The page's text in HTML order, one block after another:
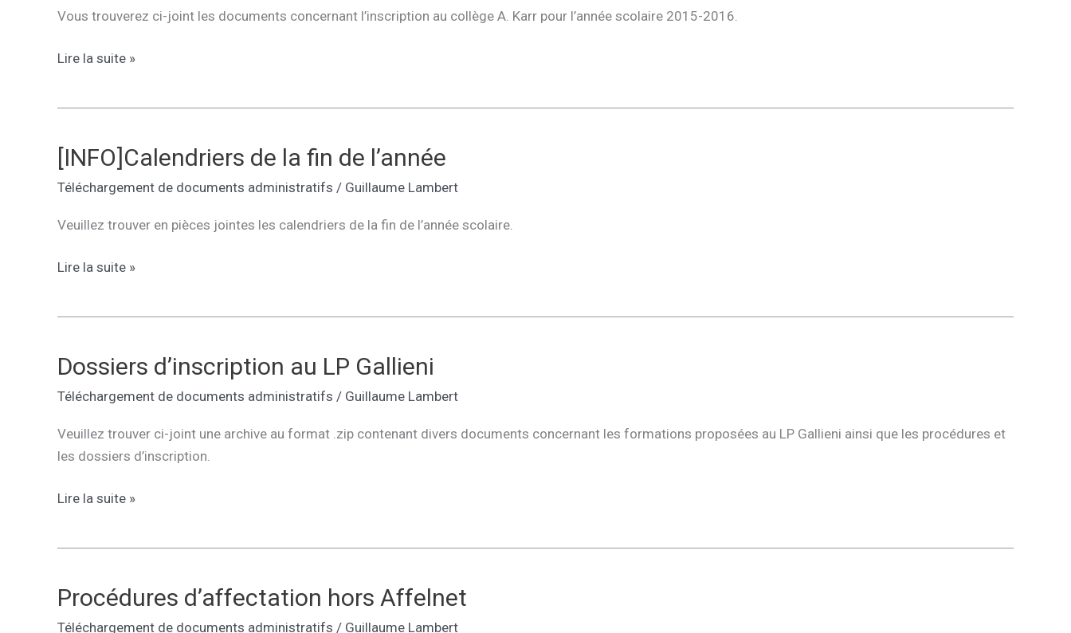
Vous trouverez ci-joint les documents concernant l’inscription au collège A. Karr pour l’année scolaire 2015-2016.
Dossier
Lire la suite »
[INFO]Calendriers de la fin de l’année
Téléchargement de documents administratifs / Guillaume Lambert
Veuillez trouver en pièces jointes les calendriers de la fin de l’année scolaire.
[INFO]Calendriers
de
l’année
Lire la suite »
Dossiers d’inscription au LP Gallieni
Téléchargement de documents administratifs / Guillaume Lambert
Veuillez trouver ci-joint une archive au format .zip contenant divers documents concernant les formations proposées au LP Gallieni ainsi que les procédures et
les dossiers d’inscription.
Dossiers
Gallieni
Lire la suite »
Procédures d’affectation hors Affelnet
Téléchargement de documents administratifs / Guillaume Lambert